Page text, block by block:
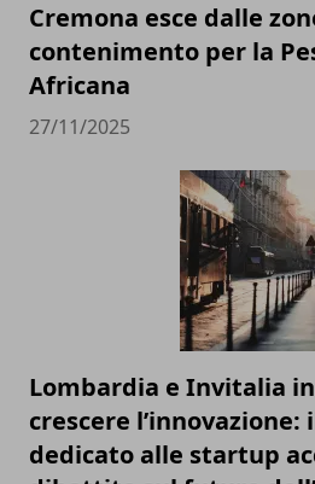
Cremona esce dalle
contenimento per la
Africana
27/11/2025
Lombardia e Invitalia
crescere
dedicato alle startup